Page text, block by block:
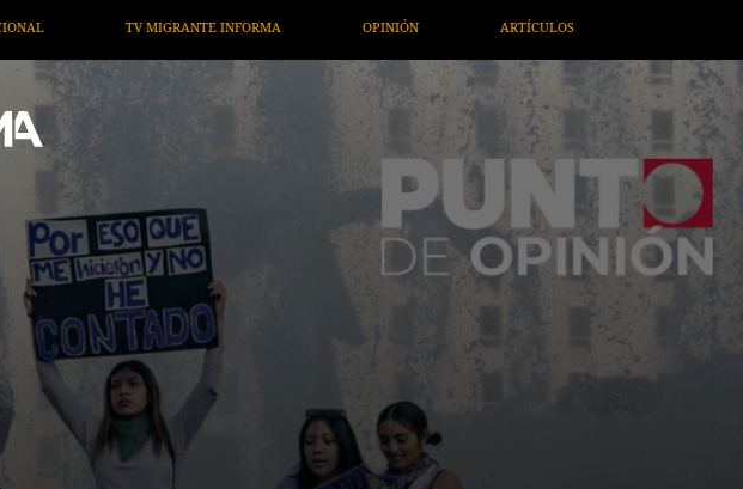
OPINIÓN ARTÍCULOS ARTE / ENTRETENIMIENTO